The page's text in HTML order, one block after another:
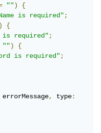
"")
{
is required";
)
{
is required";
"")
{
is required";
errorMessage, type: